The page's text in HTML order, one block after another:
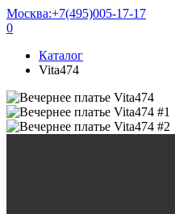
Москва:+7(495)005-17-17
0
Каталог
Vita474